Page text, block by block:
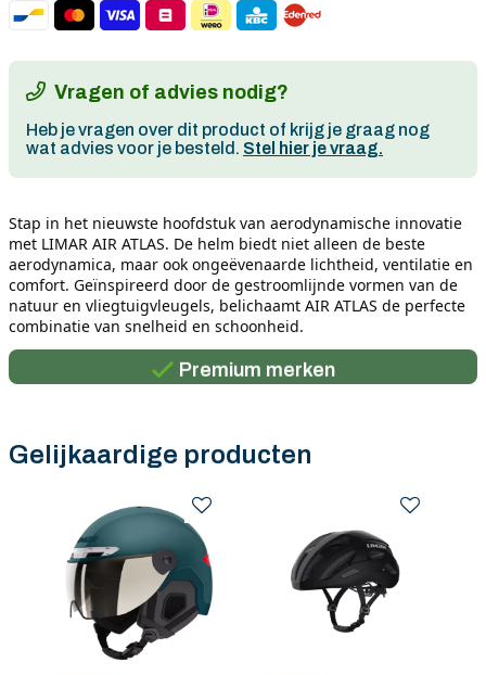
Vragen of advies nodig?
Heb je vragen over dit product of krijg je graag nog
wat advies voor je besteld. Stel hier je vraag.
Stap in het nieuwste hoofdstuk van aerodynamische innovatie
met LIMAR AIR ATLAS. De helm biedt niet alleen de beste
aerodynamica, maar ook ongeëvenaarde lichtheid, ventilatie en
comfort. Geïnspireerd door de gestroomlijnde vormen van de
natuur en vliegtuigvleugels, belichaamt AIR ATLAS de perfecte
combinatie van snelheid en schoonheid.
Persoonlijk advies
Gratis verzending in België vanaf €100
Premium merken
Gelijkaardige producten